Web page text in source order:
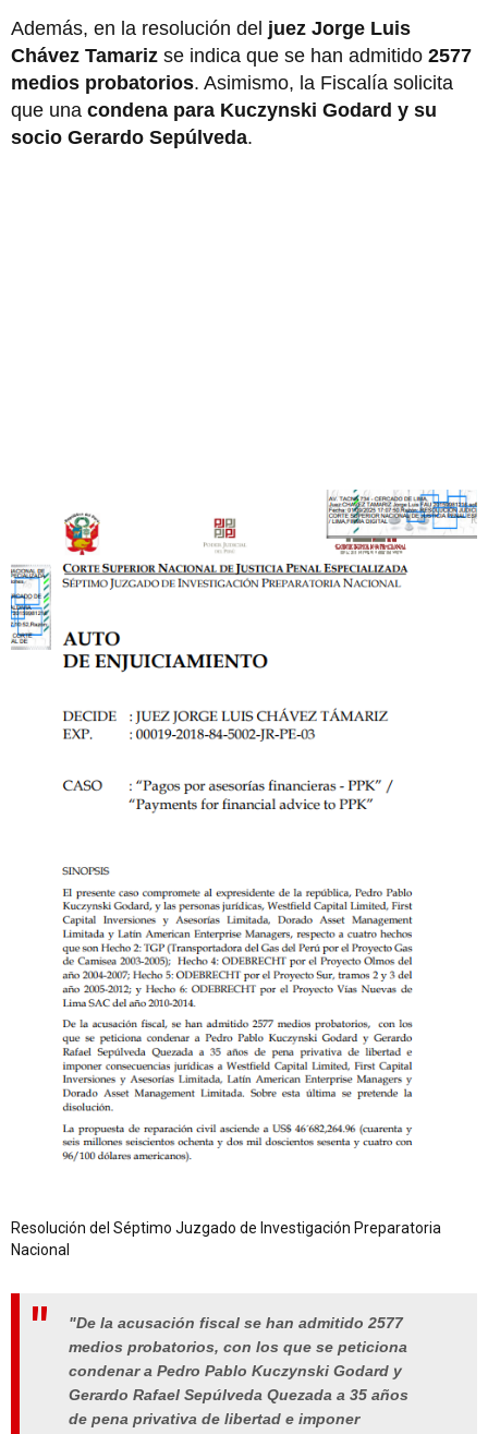
Además, en la resolución del juez Jorge Luis
Chávez Tamariz se indica que se han admitido 2577
medios probatorios. Asimismo, la Fiscalía solicita
que una condena para Kuczynski Godard y su
socio Gerardo Sepúlveda.
Resolución del Séptimo Juzgado de Investigación Preparatoria
Nacional
"De la acusación fiscal se han admitido 2577
medios probatorios, con los que se peticiona
condenar a Pedro Pablo Kuczynski Godard y
Gerardo Rafael Sepúlveda Quezada a 35 años
de pena privativa de libertad e imponer